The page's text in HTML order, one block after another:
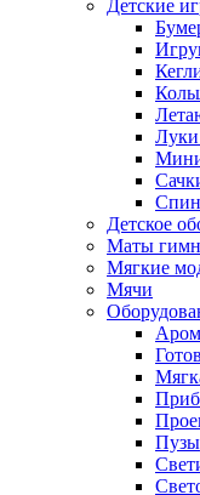
Детские
Луки
Детское
Маты
Мягкие
Мячи